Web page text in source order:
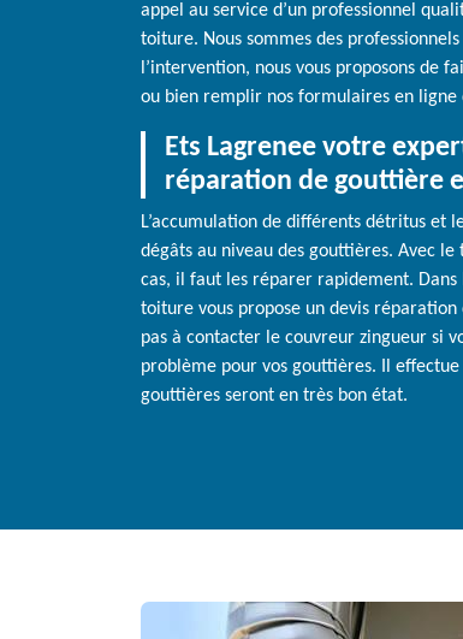
appel au service d’un professionnel
toiture. Nous sommes des
l’intervention, nous vous proposons de
ou bien remplir nos formulaires en
Ets Lagrenee votre
réparation de gouttière
L’accumulation de différents détritus et
dégâts au niveau des gouttières. Avec le
cas, il faut les réparer rapidement.
toiture vous propose un devis
pas à contacter le couvreur zingueur si
problème pour vos gouttières. Il
gouttières seront en très bon état.